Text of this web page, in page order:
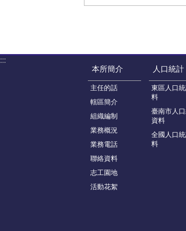
:::
本所簡介
主任的話
轄區簡介
組織編制
業務概況
業務電話
聯絡資料
志工園地
活動花絮
人口統計
東區人口
料
臺南市人
資料
全國人口
料